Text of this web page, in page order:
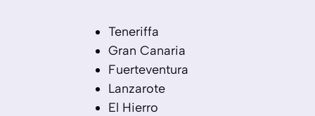
Teneriffa
Gran Canaria
Fuerteventura
Lanzarote
El Hierro